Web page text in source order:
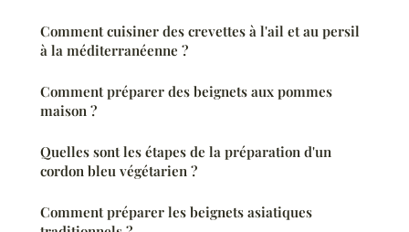
Comment cuisiner des crevettes à l'ail et au persil
à la méditerranéenne ?
Comment préparer des beignets aux pommes
maison ?
Quelles sont les étapes de la préparation d'un
cordon bleu végétarien ?
Comment préparer les beignets asiatiques